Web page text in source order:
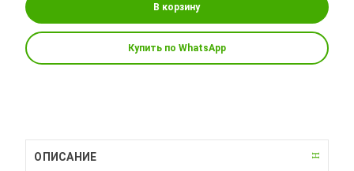
В корзину
Купить по WhatsApp
ОПИСАНИЕ